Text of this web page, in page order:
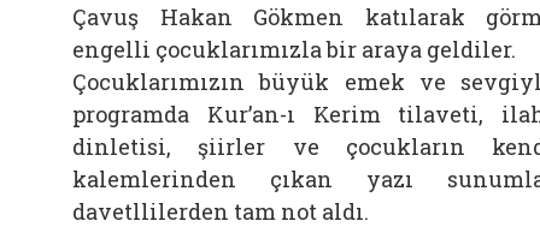
Çavuş Hakan Gökmen katılarak
engelli çocuklarımızla bir araya geldiler.
Çocuklarımızın büyük emek ve
programda Kur’an-ı Kerim tilaveti,
dinletisi, şiirler ve çocukların
kalemlerinden çıkan yazı
davetllilerden tam not aldı.